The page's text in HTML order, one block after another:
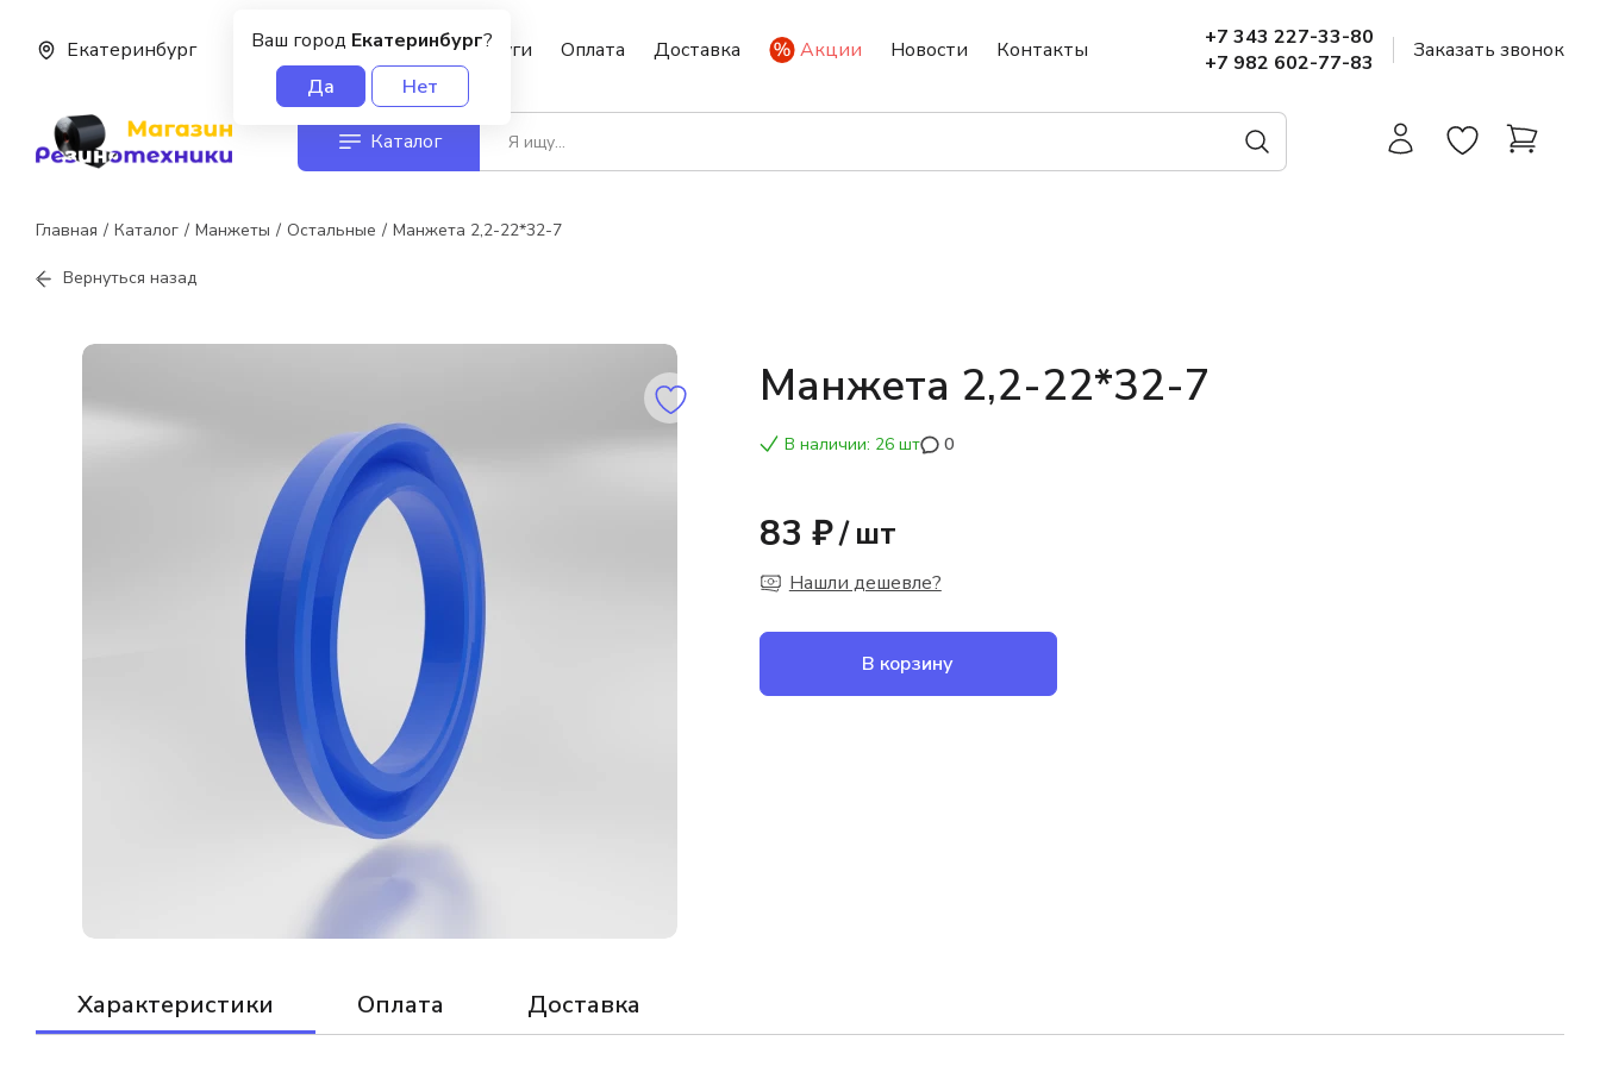
Ваш город Екатеринбург?
Да
Нет
Екатеринбург О нас Услуги Оплата Доставка Акции Новости Контакты
+7 343 227-33-80
+7 982 602-77-83
Заказать звонок
Каталог
Главная Каталог Манжеты Остальные Манжета 2,2-22*32-7
Вернуться назад
Манжета 2,2-22*32-7
В наличии: 26 шт 0
83 ₽/ шт
Нашли дешевле?
В корзину
Характеристики Оплата Доставка